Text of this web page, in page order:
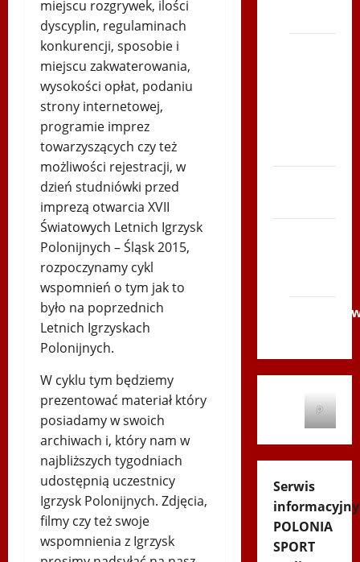
miejscu rozgrywek, ilości
dyscyplin, regulaminach
konkurencji, sposobie i
miejscu zakwaterowania,
wysokości opłat, podaniu
strony internetowej,
programie imprez
towarzyszących czy też
możliwości rejestracji, w
dzień studniówki przed
imprezą otwarcia XVII
Światowych Letnich Igrzysk
Polonijnych – Śląsk 2015,
rozpoczynamy cykl
wspomnień o tym jak to
było na poprzednich
Letnich Igrzyskach
Polonijnych.
W cyklu tym będziemy
prezentować materiał który
posiadamy w swoich
archiwach i, który nam w
najbliższych tygodniach
udostępnią uczestnicy
Igrzysk Polonijnych. Zdjęcia,
filmy czy też swoje
wspomnienia z Igrzysk
P
Serwis
informacyjny
POLONIA
SPORT